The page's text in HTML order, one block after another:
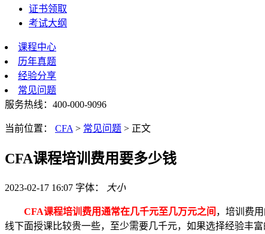
证书领取
考试大纲
课程中心
历年真题
经验分享
常见问题
服务热线：400-000-9096
当前位置： CFA > 常见问题 > 正文
CFA课程培训费用要多少钱
2023-02-17 16:07 字体： 大小
CFA课程培训费用通常在几千元至几万元之间 ，培训费
线下面授课比较贵一些，至少需要几千元，如果选择经验丰